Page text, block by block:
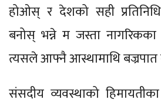
होओस् र देशको सही
बनोस् भन्ने म जस्ता
त्यसले आफ्नै आस्थामाथि बज्रपात
संसदीय व्यवस्थाको